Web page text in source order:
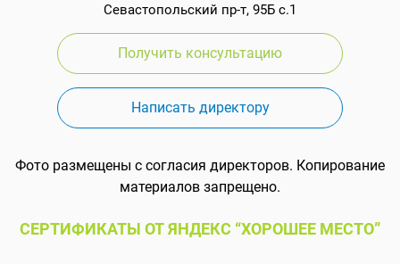
Севастопольский пр-т, 95Б с.1
Получить консультацию
Написать директору
Фото размещены с согласия директоров. Копирование
материалов запрещено.
СЕРТИФИКАТЫ ОТ ЯНДЕКС “ХОРОШЕЕ МЕСТО”